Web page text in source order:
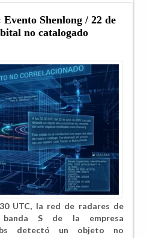
Shenlong / 22 de
no catalogado
UTC, la red de radares de
S de la empresa
detectó un objeto no